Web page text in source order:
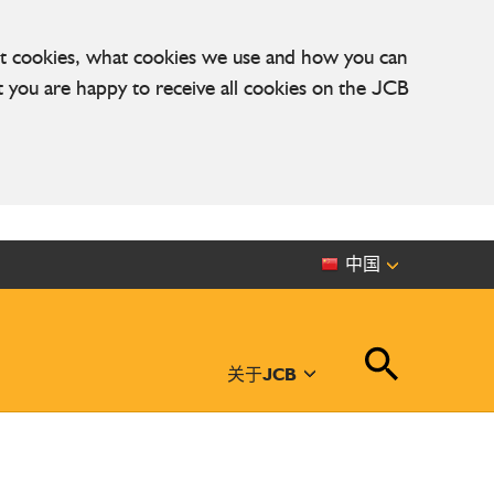
what cookies we use and how you can
are happy to receive all cookies on the JCB
中国
关于JCB